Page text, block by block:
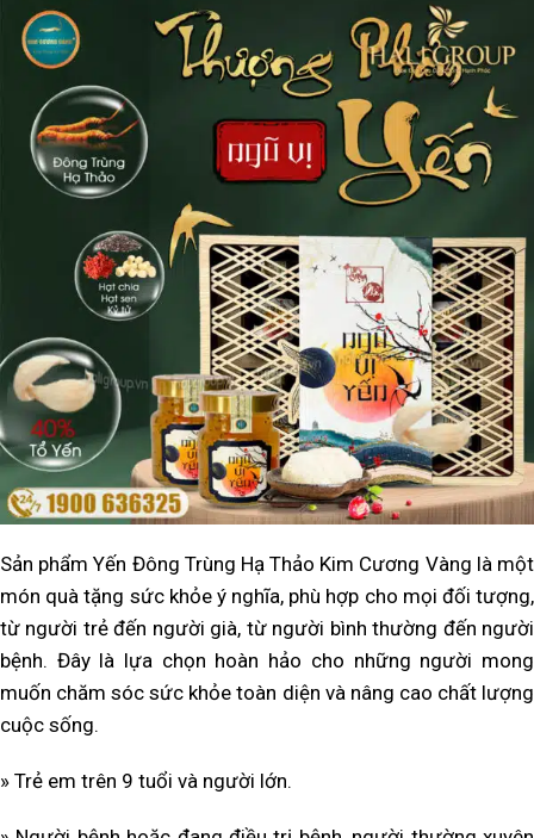
Sản phẩm Yến Đông Trùng Hạ Thảo Kim Cương Vàng là một
món quà tặng sức khỏe ý nghĩa, phù hợp cho mọi đối tượng,
từ người trẻ đến người già, từ người bình thường đến người
bệnh. Đây là lựa chọn hoàn hảo cho những người mong
muốn chăm sóc sức khỏe toàn diện và nâng cao chất lượng
cuộc sống.
» Trẻ em trên 9 tuổi và người lớn.